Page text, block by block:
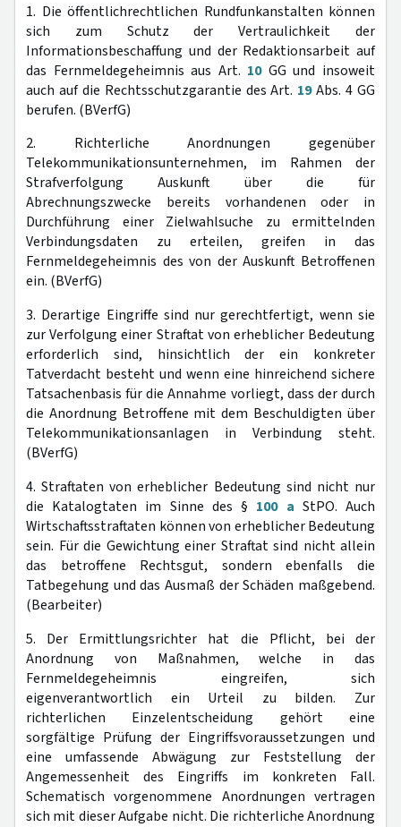
1. Die öffentlichrechtlichen Rundfunkanstalten können
sich zum Schutz der Vertraulichkeit der
Informationsbeschaffung und der Redaktionsarbeit auf
das Fernmeldegeheimnis aus Art. 10GG und insoweit
auch auf die Rechtsschutzgarantie des Art. 19Abs. 4 GG
berufen. (BVerfG)
2. Richterliche Anordnungen gegenüber
Telekommunikationsunternehmen, im Rahmen der
Strafverfolgung Auskunft über die für
Abrechnungszwecke bereits vorhandenen oder in
Durchführung einer Zielwahlsuche zu ermittelnden
Verbindungsdaten zu erteilen, greifen in das
Fernmeldegeheimnis des von der Auskunft Betroffenen
ein. (BVerfG)
3. Derartige Eingriffe sind nur gerechtfertigt, wenn sie
zur Verfolgung einer Straftat von erheblicher Bedeutung
erforderlich sind, hinsichtlich der ein konkreter
Tatverdacht besteht und wenn eine hinreichend sichere
Tatsachenbasis für die Annahme vorliegt, dass der durch
die Anordnung Betroffene mit dem Beschuldigten über
Telekommunikationsanlagen in Verbindung steht.
(BVerfG)
4. Straftaten von erheblicher Bedeutung sind nicht nur
die Katalogtaten im Sinne des § 100 a StPO. Auch
Wirtschaftsstraftaten können von erheblicher Bedeutung
sein. Für die Gewichtung einer Straftat sind nicht allein
das betroffene Rechtsgut, sondern ebenfalls die
Tatbegehung und das Ausmaß der Schäden maßgebend.
(Bearbeiter)
5. Der Ermittlungsrichter hat die Pflicht, bei der
Anordnung von Maßnahmen, welche in das
Fernmeldegeheimnis eingreifen, sich
eigenverantwortlich ein Urteil zu bilden. Zur
richterlichen Einzelentscheidung gehört eine
sorgfältige Prüfung der Eingriffsvoraussetzungen und
eine umfassende Abwägung zur Feststellung der
Angemessenheit des Eingriffs im konkreten Fall.
Schematisch vorgenommene Anordnungen vertragen
sich mit dieser Aufgabe nicht. Die richterliche Anordnung